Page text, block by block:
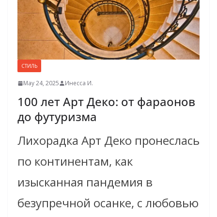
СТИЛЬ
May 24, 2025 Инесса И.
100 лет Арт Деко: от фараонов
до футуризма
Лихорадка Арт Деко пронеслась
по континентам, как
изысканная пандемия в
безупречной осанке, с любовью